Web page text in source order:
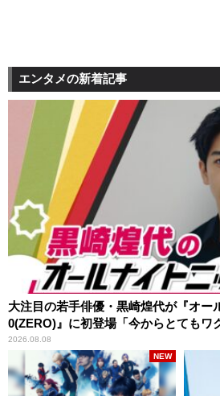
エンタメの新着記事
大注目の若手俳優・黒崎煌代が『オー
0(ZERO)』に初登場「今からとてもワ
2026.08.08
NEW